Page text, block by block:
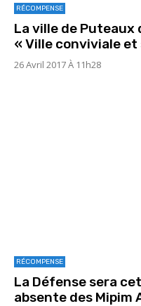
RÉCOMPENSE
La ville de Puteaux
« Ville conviviale et
26 Avril 2017 À 11h28
RÉCOMPENSE
La Défense sera
absente des Mipim